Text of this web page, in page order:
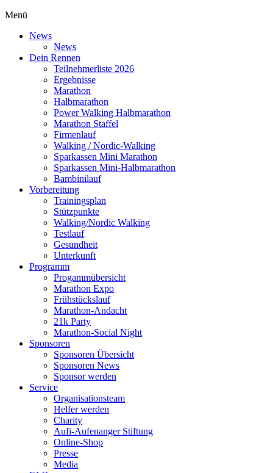
Menü
News
News
Dein Rennen
Teilnehmerliste 2026
Ergebnisse
Marathon
Halbmarathon
Power Walking Halbmarathon
Marathon Staffel
Firmenlauf
Walking / Nordic-Walking
Sparkassen Mini Marathon
Sparkassen Mini-Halbmarathon
Bambinilauf
Vorbereitung
Trainingsplan
Stützpunkte
Walking/Nordic Walking
Testlauf
Gesundheit
Unterkunft
Programm
Progammübersicht
Marathon Expo
Frühstückslauf
Marathon-Andacht
21k Party
Marathon-Social Night
Sponsoren
Sponsoren Übersicht
Sponsoren News
Sponsor werden
Service
Organisationsteam
Helfer werden
Charity
Aufi-Aufenanger Stiftung
Online-Shop
Presse
Media